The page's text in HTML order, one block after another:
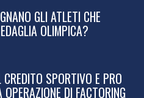
GLI ATLETI CHE
OLIMPICA?
SPORTIVO E PRO
DI FACTORING